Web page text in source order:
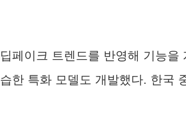
페이크 트렌드를 반영해 기능
한 특화 모델도 개발했다. 한국